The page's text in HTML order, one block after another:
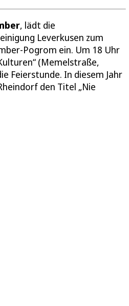
, lädt die
Leverkusen zum
Pogrom ein. Um 18 Uhr
(Memelstraße,
Feierstunde. In diesem Jahr
den Titel „Nie